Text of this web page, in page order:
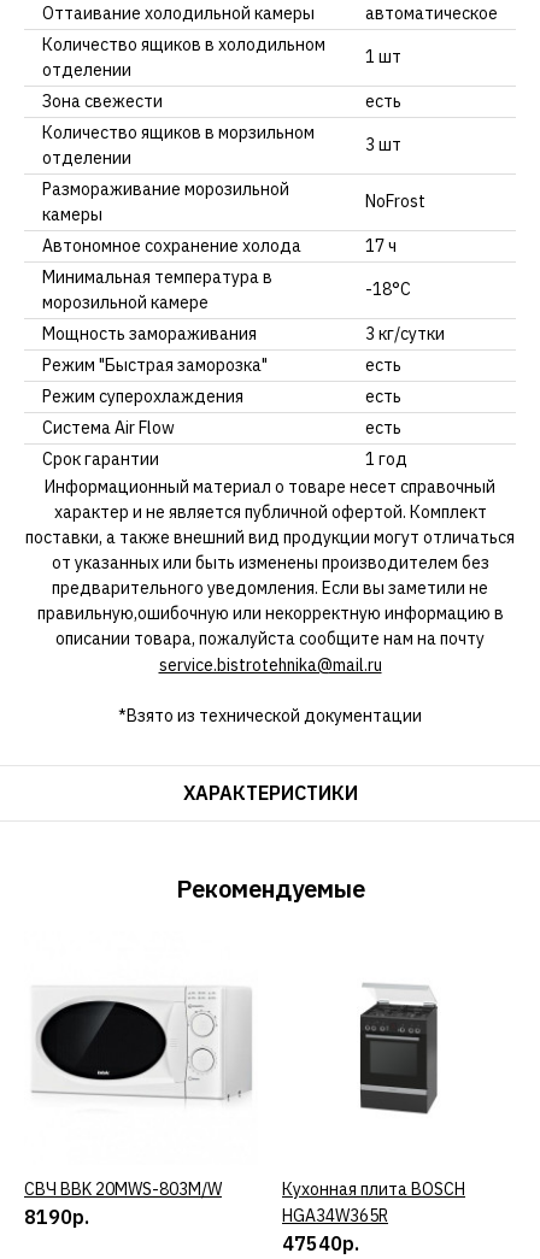
Оттаивание холодильной камеры
автоматическое
Количество ящиков в холодильном
отделении
1 шт
Зона свежести
есть
Количество ящиков в морзильном
отделении
3 шт
Размораживание морозильной
камеры
NoFrost
Автономное сохранение холода
17 ч
Минимальная температура в
морозильной камере
-18°C
Мощность замораживания
3 кг/сутки
Режим "Быстрая заморозка"
есть
Режим суперохлаждения
есть
Система Air Flow
есть
Срок гарантии
1 год
Информационный материал о товаре несет справочный
характер и не является публичной офертой. Комплект
поставки, а также внешний вид продукции могут отличаться
от указанных или быть изменены производителем без
предварительного уведомления. Если вы заметили не
правильную,ошибочную или некорректную информацию в
описании товара, пожалуйста сообщите нам на почту
service.bistrotehnika@mail.ru
*Взято из технической документации
ХАРАКТЕРИСТИКИ
Рекомендуемые
КУПИТЬ
СВЧ BBK 20MWS-803M/W
8190р.
КУПИТЬ
Кухонная плита BOSCH
HGA34W365R
47540р.